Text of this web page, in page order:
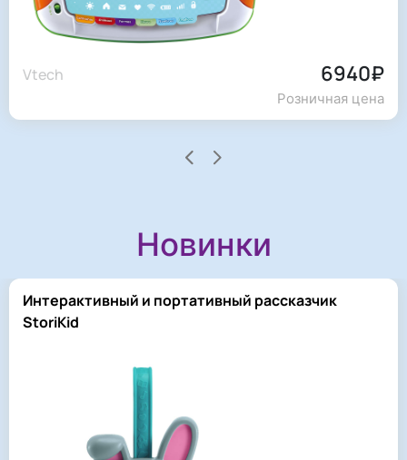
Vtech 6940₽
Розничная цена
Новинки
Интерактивный и портативный рассказчик
StoriKid